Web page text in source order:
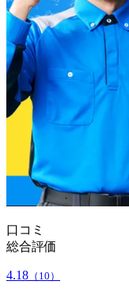
口コミ
総合評価
4.18 （10）